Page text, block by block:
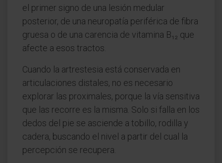
el primer signo de una lesión medular
posterior, de una neuropatía periférica de fibra
gruesa o de una carencia de vitamina B₁₂ que
afecte a esos tractos.
Cuando la artrestesia está conservada en
articulaciones distales, no es necesario
explorar las proximales, porque la vía sensitiva
que las recorre es la misma. Solo si falla en los
dedos del pie se asciende a tobillo, rodilla y
cadera, buscando el nivel a partir del cual la
percepción se recupera.